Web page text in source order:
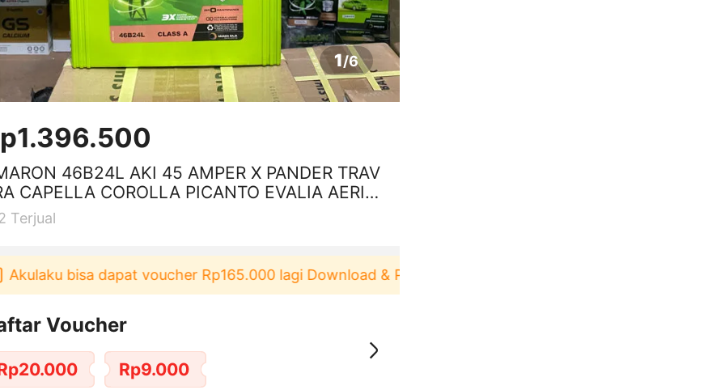
1/6
46B24L AKI 45 AMPER X PANDER TRAV
CAPELLA COROLLA PICANTO EVALIA AERIO
RAIZE SIRION NS60L
Terjual
bisa dapat voucher Rp165.000 lagi Download & Pakai！
Voucher
Rp9.000